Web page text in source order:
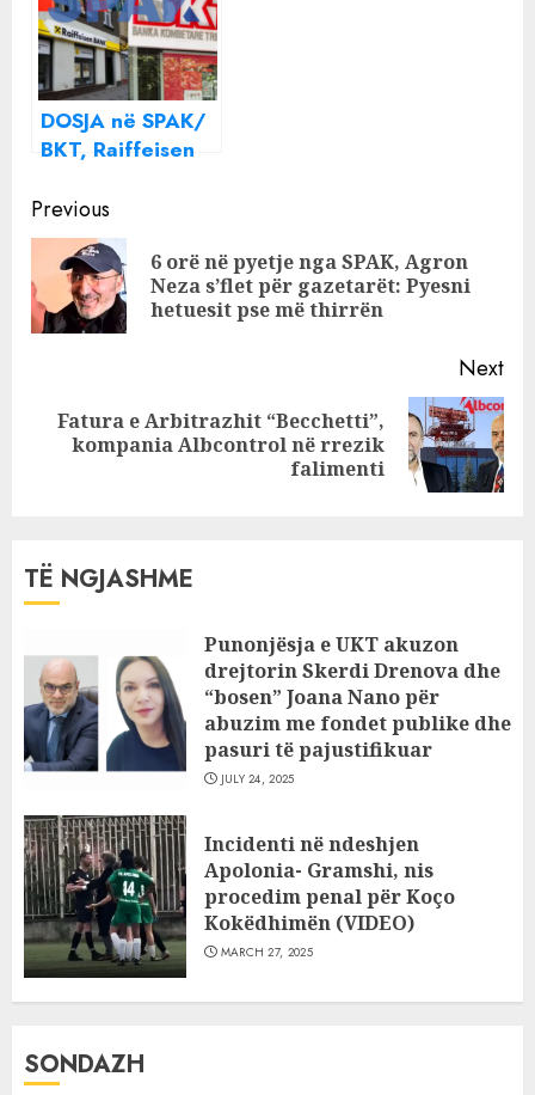
DOSJA në SPAK/
BKT, Raiffeisen
tre BANKA në
AFERËN e
vjedhjes 40
MILION euro!
Continue
Reading
Previous
6 orë në pyetje nga SPAK, Agron
Neza s’flet për gazetarët: Pyesni
hetuesit pse më thirrën
Next
Next
Fatura e Arbitrazhit “Becchetti”,
kompania Albcontrol në rrezik
falimenti
TË NGJASHME
Punonjësja e UKT akuzon
drejtorin Skerdi Drenova dhe
“bosen” Joana Nano për
abuzim me fondet publike dhe
pasuri të pajustifikuar
JULY 24, 2025
Incidenti në ndeshjen
Apolonia- Gramshi, nis
procedim penal për Koço
Kokëdhimën (VIDEO)
MARCH 27, 2025
SONDAZH